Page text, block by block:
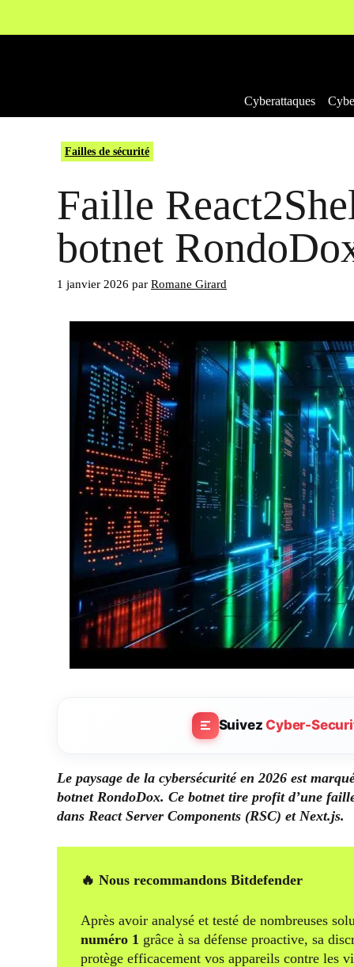
Cyberattaques
Failles de sécurité
Faille
botnet
1 janvier 2026 par Romane Girard
SuivezCyber-
Le paysage de la cybersécurité en 2026 est
botnet RondoDox. Ce botnet tire profit d’une
dans React Server Components (RSC) et Next.js.
🔥 Nous recommandons Bitdefender
Après avoir analysé et testé de nombreuses
numéro 1 grâce à sa défense proactive, sa
protège efficacement vos appareils contre les